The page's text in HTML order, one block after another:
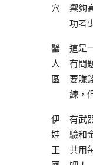
穴
禦夠
功者
蟹
人
區
這是
有問
要賺
練，
伊
娃
王
有武
驗和
共用